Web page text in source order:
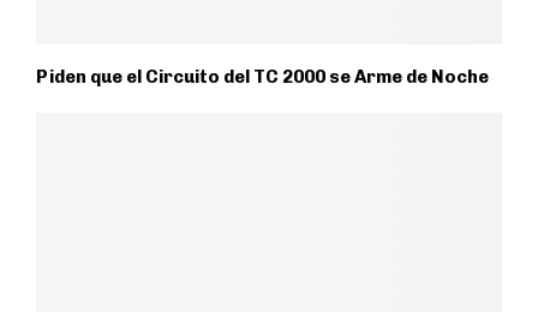
Piden que el Circuito del TC 2000 se Arme de Noche